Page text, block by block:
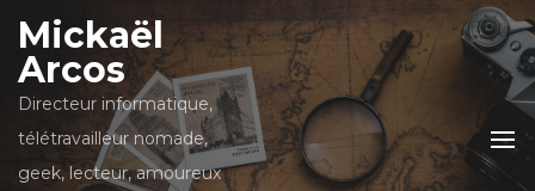
Mickaël
Arcos
Directeur informatique,
télétravailleur nomade,
geek, lecteur, amoureux